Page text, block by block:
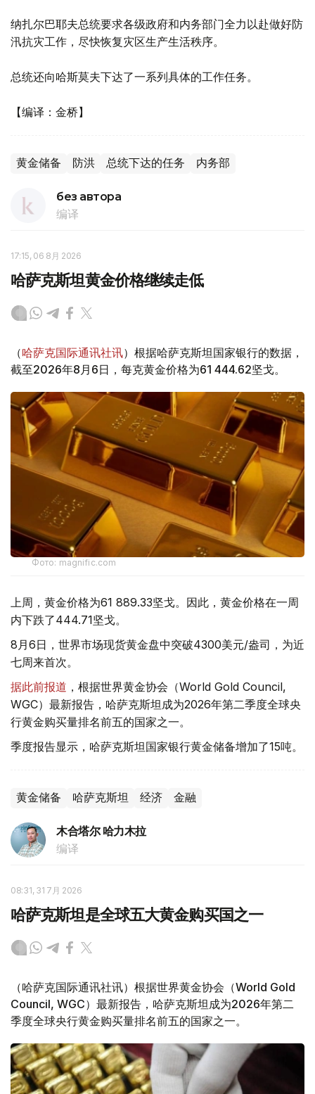
纳扎尔巴耶夫总统要求各级政府和内务部门全力以赴做好防
汛抗灾工作，尽快恢复灾区生产生活秩序。
总统还向哈斯莫夫下达了一系列具体的工作任务。
【编译：金桥】
黄金储备 防洪 总统下达的任务 内务部
без автора
编译
17:15, 06 8月 2026
哈萨克斯坦黄金价格继续走低
（哈萨克国际通讯社讯）根据哈萨克斯坦国家银行的数据，
截至2026年8月6日，每克黄金价格为61 444.62坚戈。
Фото: magnific.com
上周，黄金价格为61 889.33坚戈。因此，黄金价格在一周
内下跌了444.71坚戈。
8月6日，世界市场现货黄金盘中突破4300美元/盎司，为近
七周来首次。
据此前报道 ，根据世界黄金协会（World Gold Council,
WGC）最新报告，哈萨克斯坦成为2026年第二季度全球央
行黄金购买量排名前五的国家之一。
季度报告显示，哈萨克斯坦国家银行黄金储备增加了15吨。
黄金储备 哈萨克斯坦 经济 金融
木合塔尔 哈力木拉
编译
08:31, 31 7月 2026
哈萨克斯坦是全球五大黄金购买国之一
（哈萨克国际通讯社讯）根据世界黄金协会（World Gold
Council, WGC）最新报告，哈萨克斯坦成为2026年第二
季度全球央行黄金购买量排名前五的国家之一。